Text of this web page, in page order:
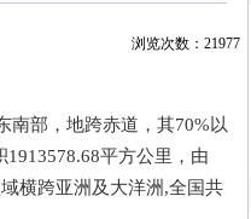
浏览次数：21977
部，地跨赤道，其70%以
平方公里，由
横跨亚洲及大洋洲,全国共